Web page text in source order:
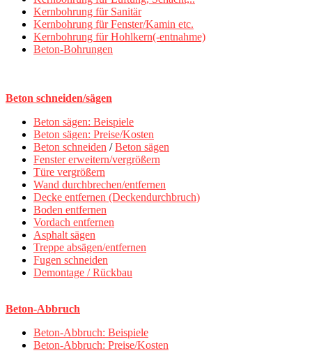
Kernbohrung für Sanitär
Kernbohrung für Fenster/Kamin etc.
Kernbohrung für Hohlkern(-entnahme)
Beton-Bohrungen
Beton schneiden/sägen
Beton sägen: Beispiele
Beton sägen: Preise/Kosten
Beton schneiden /Beton sägen
Fenster erweitern/vergrößern
Türe vergrößern
Wand durchbrechen/entfernen
Decke entfernen (Deckendurchbruch)
Boden entfernen
Vordach entfernen
Asphalt sägen
Treppe absägen/entfernen
Fugen schneiden
Demontage / Rückbau
Beton-Abbruch
Beton-Abbruch: Beispiele
Beton-Abbruch: Preise/Kosten